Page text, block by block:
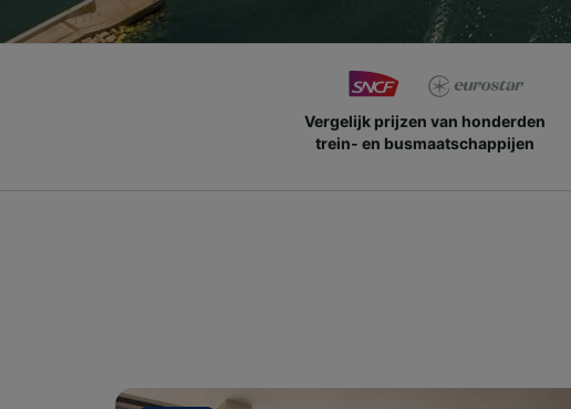
Vergelijk prijzen van honderden
trein- en busmaatschappijen